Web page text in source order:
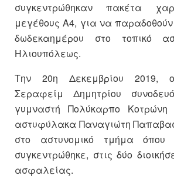
συγκεντρώθηκαν πακέτα
μεγέθους Α4, για να παραδοθούν
δωδεκαημέρου στο τοπικό
Ηλιουπόλεως.
Την 20η Δεκεμβρίου 2019, ο
Σεραφείμ Δημητρίου
γυμναστή Πολύκαρπο Κοτρώνη
αστυφύλακα Παναγιώτη
στο αστυνομικό τμήμα όπου
συγκεντρώθηκε, στις δύο
ασφαλείας.